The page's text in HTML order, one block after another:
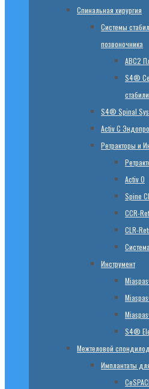
Спинальная хирургия
Системы
позвоночника
ABC2
S4®
S4® Spinal
Activ C
Ретракторы и
Activ O
Spine
CСR-
CLR-
Инструмент
S4®
Межтеловой
Имплантаты